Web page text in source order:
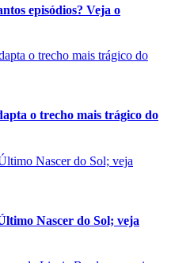
episódios? Veja o
o trecho mais trágico do
Nascer do Sol; veja